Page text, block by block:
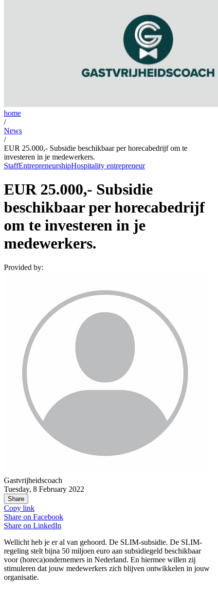
home
/
News
/
EUR 25.000,- Subsidie beschikbaar per horecabedrijf om te
investeren in je medewerkers.
StaffEntrepreneurshipHospitality entrepreneur
EUR 25.000,- Subsidie
beschikbaar per horecabedrijf
om te investeren in je
medewerkers.
Provided by:
Gastvrijheidscoach
Tuesday, 8 February 2022
Share
Copy link
Share on Facebook
Share on LinkedIn
Wellicht heb je er al van gehoord. De SLIM-subsidie. De SLIM-
regeling stelt bijna 50 miljoen euro aan subsidiegeld beschikbaar
voor (horeca)ondernemers in Nederland. En hiermee willen zij
stimuleren dat jouw medewerkers zich blijven ontwikkelen in jouw
organisatie.